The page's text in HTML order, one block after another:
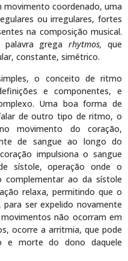
coordenado, uma
ou irregulares, fortes
na composição musical.
grega rhytmos,que
constante, simétrico.
o conceito de ritmo
e componentes, e
Uma boa forma de
de outro tipo de ritmo, o
movimento do coração,
de sangue ao longo do
impulsiona o sangue
sístole, operação onde o
ao da sístole
relaxa, permitindo que o
ser expelido novamente
não ocorram em
ocorre a arritmia, que pode
e morte do dono daquele